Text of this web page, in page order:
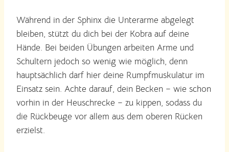
Während in der Sphinx die Unterarme abgelegt
bleiben, stützt du dich bei der Kobra auf deine
Hände. Bei beiden Übungen arbeiten Arme und
Schultern jedoch so wenig wie möglich, denn
hauptsächlich darf hier deine Rumpfmuskulatur im
Einsatz sein. Achte darauf, dein Becken – wie schon
vorhin in der Heuschrecke – zu kippen, sodass du
die Rückbeuge vor allem aus dem oberen Rücken
erzielst.